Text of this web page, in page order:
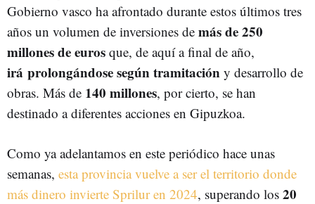
Gobierno vasco ha afrontado durante estos últimos tres
años un volumen de inversiones de más de 250
millones de euros que, de aquí a final de año,
irá prolongándose según tramitación y desarrollo de
obras. Más de 140 millones, por cierto, se han
destinado a diferentes acciones en Gipuzkoa.
Como ya adelantamos en este periódico hace unas
semanas, esta provincia vuelve a ser el territorio donde
más dinero invierte Sprilur en 2024, superando los 20